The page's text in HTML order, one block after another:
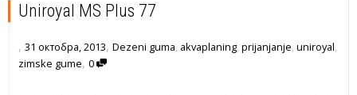
Uniroyal MS Plus 77
, 31 октобра, 2013, Dezeni guma, akvaplaning, prijanjanje, uniroyal,
zimske gume, 0